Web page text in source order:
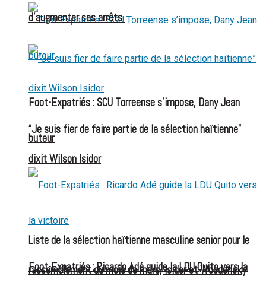
Foot-Expatriés : SCU Torreense s’impose, Dany Jean
buteur
Foot-Expatriés : Ricardo Adé guide la LDU Quito vers la
d’augmenter ses arrêts
“Je suis fier de faire partie de la sélection haïtienne”
dixit Wilson Isidor
Liste de la sélection haïtienne masculine senior pour le
rassemblement du mois de mars, Isidor et Woodensky